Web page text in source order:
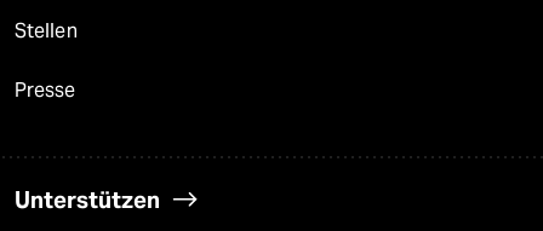
Stellen
Presse
Unterstützen